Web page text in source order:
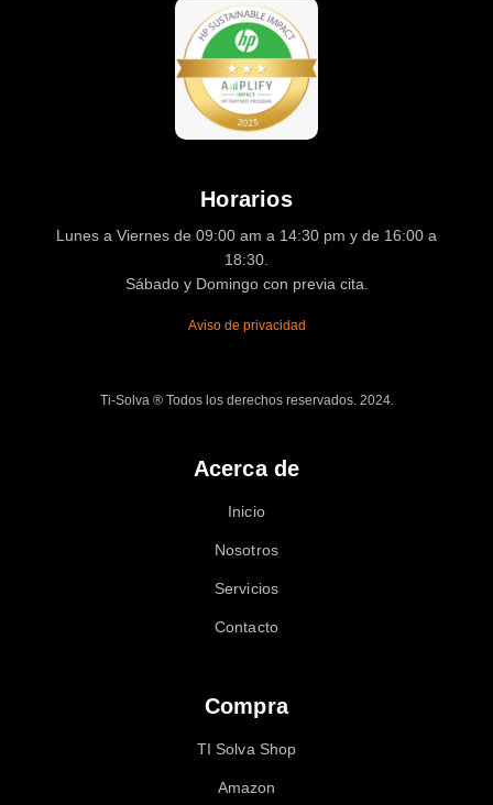
Horarios
Lunes a Viernes de 09:00 am a 14:30 pm y de 16:00 a
18:30.
Sábado y Domingo con previa cita.
Aviso de privacidad
Ti-Solva ® Todos los derechos reservados. 2024.
Acerca de
Inicio
Nosotros
Servicios
Contacto
Compra
TI Solva Shop
Amazon